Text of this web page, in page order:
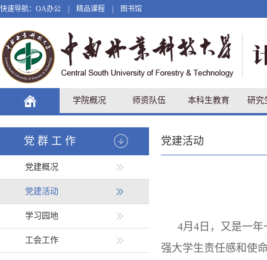
快速导航： OA办公 精品课程 图书馆
学院概况 师资队伍 本科生教育 研究
党群工作
党建概况
党建活动
学习园地
工会工作
党建活动
4月4日，又是一
强大学生责任感和使